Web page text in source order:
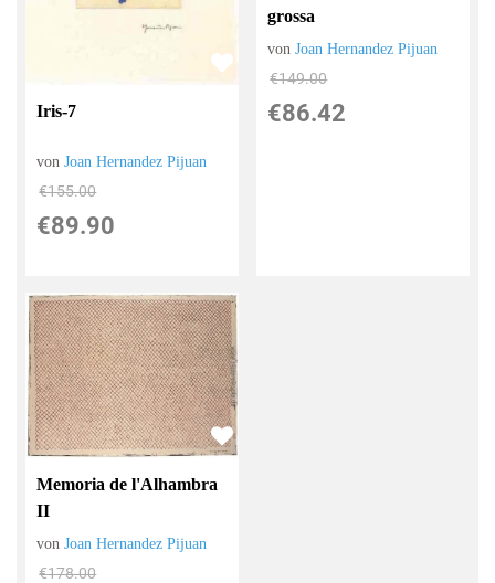
Iris-7
vonJoan Hernandez Pijuan
€155.00
€89.90
grossa
vonJoan Hernandez Pijuan
€149.00
€86.42
Memoria de l'Alhambra
II
vonJoan Hernandez Pijuan
€178.00